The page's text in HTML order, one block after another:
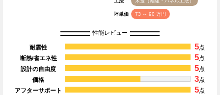
坪単価 73 ～ 90 万円
性能レビュー
耐震性 5点
断熱/省エネ性
5点
設計の自由度
5点
価格
3点
アフターサポート
5点